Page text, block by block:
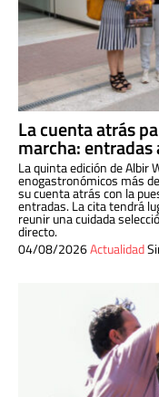
La cuenta atrás
marcha:
La quinta edición de Albir
enogastronómicos más
su cuenta atrás con la
entradas. La cita tendrá
reunir una cuidada
directo.
04/08/2026Actualidad